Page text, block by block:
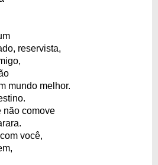
reservista,
mundo melhor.
não comove
você,